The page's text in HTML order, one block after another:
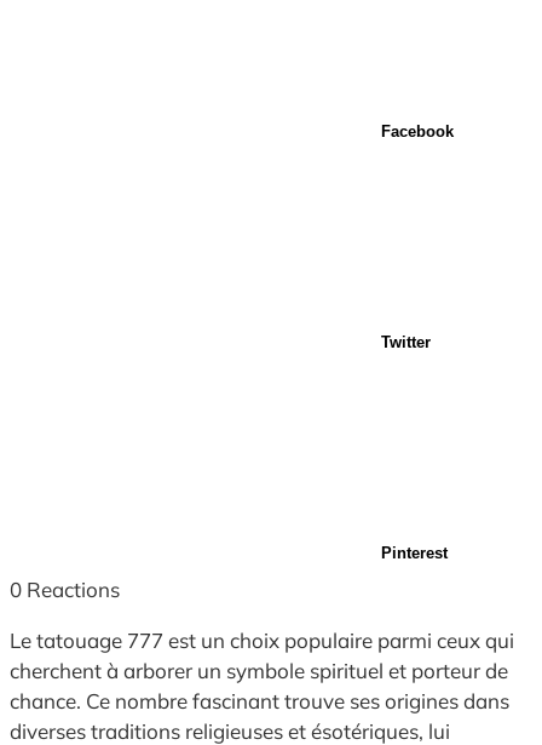
Facebook
Twitter
Pinterest
0 Reactions
Le tatouage 777 est un choix populaire parmi ceux qui
cherchent à arborer un symbole spirituel et porteur de
chance. Ce nombre fascinant trouve ses origines dans
diverses traditions religieuses et ésotériques, lui